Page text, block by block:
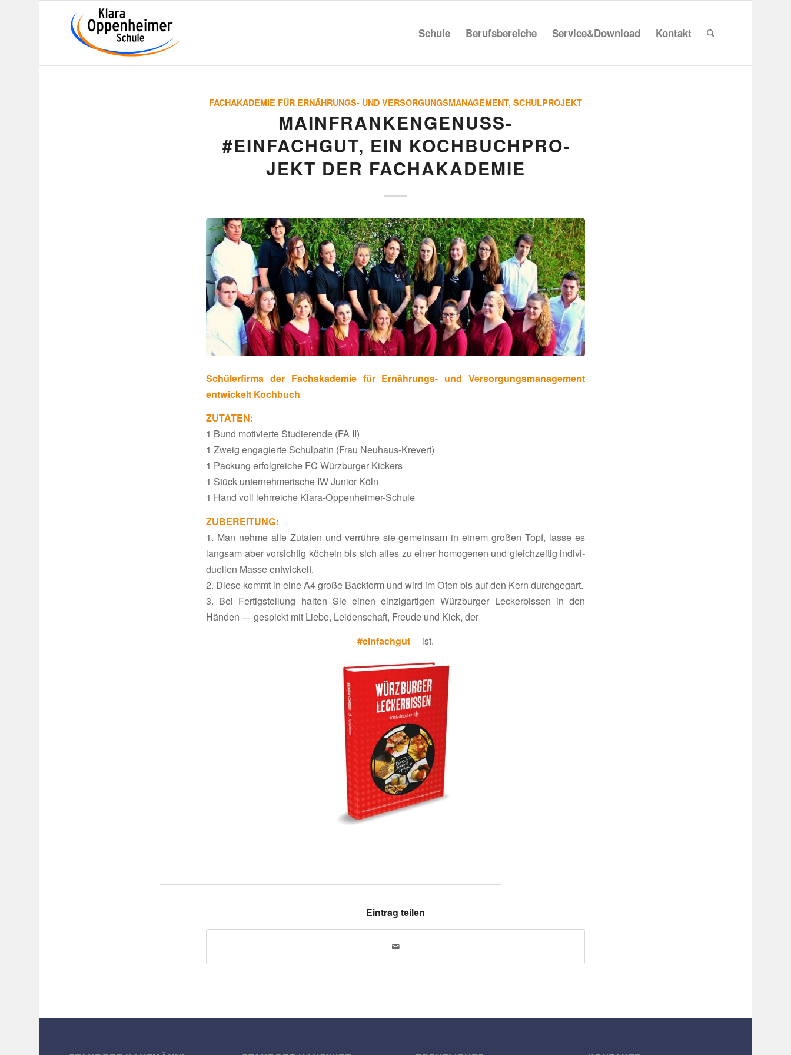
Schule Berufs­be­reiche Service&Download Kontakt
FACHAKADEMIE FÜR ERNÄHRUNGS- UND VERSORGUNGSMANAGEMENT, SCHULPROJEKT
MAIN­FRAN­KEN­GE­NUSS-
#EINFACHGUT, EIN KOCH­BUCH­PRO­
JEKT DER FACHAKADEMIE
Schü­ler­firma der Fach­aka­demie für Ernäh­rungs- und Versor­gungs­ma­nage­ment
entwi­ckelt Kochbuch
ZUTATEN:
1 Bund moti­vierte Studie­rende (FA II)
1 Zweig enga­gierte Schul­patin (Frau Neuhaus-Krevert)
1 Packung erfolg­reiche FC Würz­burger Kickers
1 Stück unter­neh­me­ri­sche IW Junior Köln
1 Hand voll lehr­reiche Klara-Oppenheimer-Schule
ZUBEREITUNG:
1. Man nehme alle Zutaten und verrühre sie gemeinsam in einem großen Topf, lasse es
langsam aber vorsichtig köcheln bis sich alles zu einer homo­genen und gleich­zeitig indi­vi­
du­ellen Masse entwickelt.
2. Diese kommt in eine A4 große Back­form und wird im Ofen bis auf den Kern durchgegart.
3. Bei Fertig­stel­lung halten Sie einen einzig­ar­tigen Würz­burger Lecker­bissen in den
Händen — gespickt mit Liebe, Leiden­schaft, Freude und Kick, der
#einfachgut ist.
Eintrag teilen